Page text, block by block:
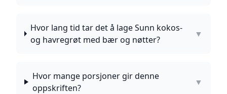
Hvor lang tid tar det å lage Sunn kokos-
og havregrøt med bær og nøtter?
▼
Hvor mange porsjoner gir denne
oppskriften?
▼